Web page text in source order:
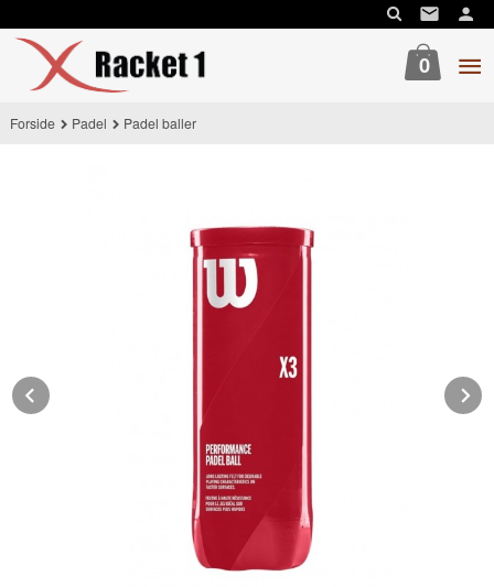
til
innholdet
0
Forside Padel Padel baller